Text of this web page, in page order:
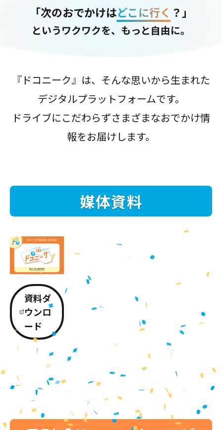
「次のおでかけはどこに行く ？」
というワクワクを、もっと自由に。
『ドコニーク』は、そんな思いから生まれた
デジタルプラットフォームです。
ドライブにこだわらずさまざまなおでかけ情
報をお届けします。
媒体資料
資料ダ
ウンロ
ード